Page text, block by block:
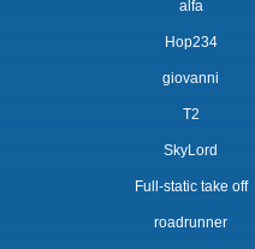
alfa
Hop234
giovanni
T2
SkyLord
Full-static take off
roadrunner